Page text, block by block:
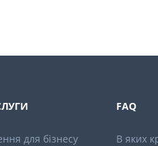
для бізнесу
FAQ
В яких